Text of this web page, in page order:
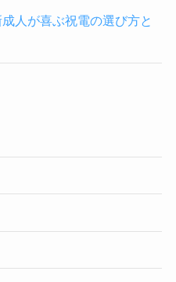
人が喜ぶ祝電の選び方と